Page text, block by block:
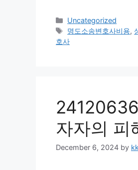
Categories
Uncategorized
Tags
명도소송변호사비용,
호사
자자의 피
December 6, 2024 by